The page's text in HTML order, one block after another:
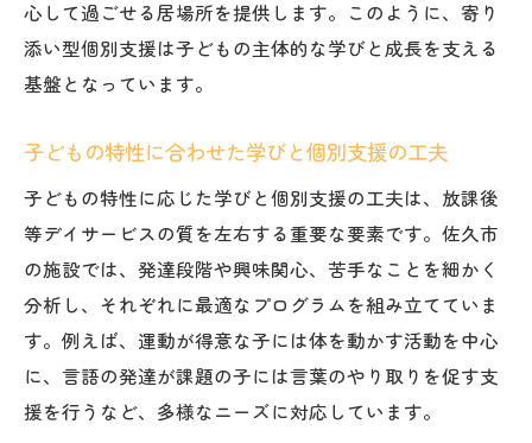
心して過ごせる居場所を提供します。このように、寄り
添い型個別支援は子どもの主体的な学びと成長を支える
基盤となっています。
子どもの特性に合わせた学びと個別支援の工夫
子どもの特性に応じた学びと個別支援の工夫は、放課後
等デイサービスの質を左右する重要な要素です。佐久市
の施設では、発達段階や興味関心、苦手なことを細かく
分析し、それぞれに最適なプログラムを組み立てていま
す。例えば、運動が得意な子には体を動かす活動を中心
に、言語の発達が課題の子には言葉のやり取りを促す支
援を行うなど、多様なニーズに対応しています。